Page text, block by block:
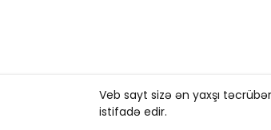
2026. All rights reserved.
Veb sayt sizə ən yaxşı
istifadə edir.